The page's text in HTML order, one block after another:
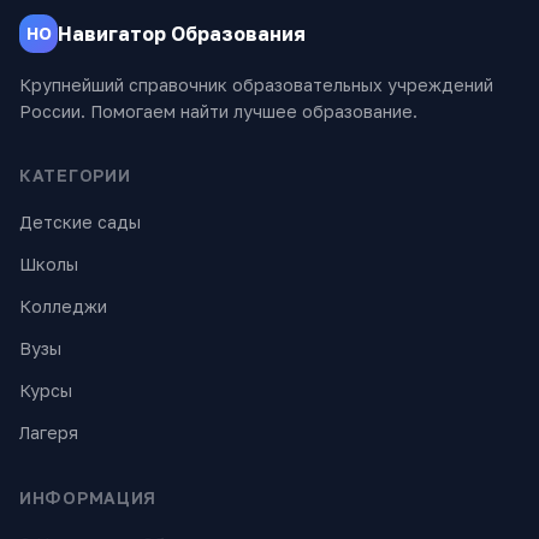
НО Навигатор Образования
Крупнейший справочник образовательных учреждений
России. Помогаем найти лучшее образование.
КАТЕГОРИИ
Детские сады
Школы
Колледжи
Вузы
Курсы
Лагеря
ИНФОРМАЦИЯ